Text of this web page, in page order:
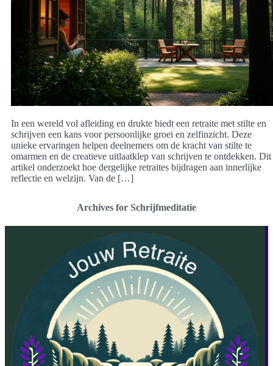
In een wereld vol afleiding en drukte biedt een retraite met stilte en
schrijven een kans voor persoonlijke groei en zelfinzicht. Deze
unieke ervaringen helpen deelnemers om de kracht van stilte te
omarmen en de creatieve uitlaatklep van schrijven te ontdekken. Dit
artikel onderzoekt hoe dergelijke retraites bijdragen aan innerlijke
reflectie en welzijn. Van de […]
Archives for Schrijfmeditatie